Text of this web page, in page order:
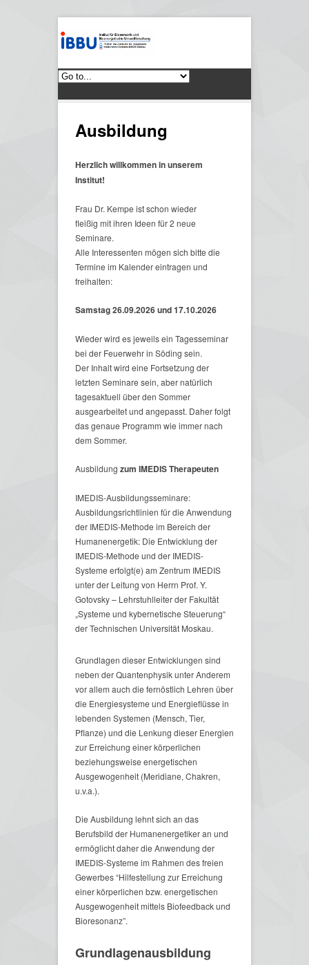
Ausbildung
Herzlich willkommen in unserem
Institut!
Frau Dr. Kempe ist schon wieder
fleißig mit ihren Ideen für 2 neue
Seminare.
Alle Interessenten mögen sich bitte die
Termine im Kalender eintragen und
freihalten:
Samstag 26.09.2026 und 17.10.2026
Wieder wird es jeweils ein Tagesseminar
bei der Feuerwehr in Söding sein.
Der Inhalt wird eine Fortsetzung der
letzten Seminare sein, aber natürlich
tagesaktuell über den Sommer
ausgearbeitet und angepasst. Daher folgt
das genaue Programm wie immer nach
dem Sommer.
Ausbildung zum IMEDIS Therapeuten
IMEDIS-Ausbildungsseminare:
Ausbildungsrichtlinien für die Anwendung
der IMEDIS-Methode im Bereich der
Humanenergetik: Die Entwicklung der
IMEDIS-Methode und der IMEDIS-
Systeme erfolgt(e) am Zentrum IMEDIS
unter der Leitung von Herrn Prof. Y.
Gotovsky – Lehrstuhlleiter der Fakultät
„Systeme und kybernetische Steuerung“
der Technischen Universität Moskau.
Grundlagen dieser Entwicklungen sind
neben der Quantenphysik unter Anderem
vor allem auch die fernöstlich Lehren über
die Energiesysteme und Energieflüsse in
lebenden Systemen (Mensch, Tier,
Pflanze) und die Lenkung dieser Energien
zur Erreichung einer körperlichen
beziehungsweise energetischen
Ausgewogenheit (Meridiane, Chakren,
u.v.a.).
Die Ausbildung lehnt sich an das
Berufsbild der Humanenergetiker an und
ermöglicht daher die Anwendung der
IMEDIS-Systeme im Rahmen des freien
Gewerbes “Hilfestellung zur Erreichung
einer körperlichen bzw. energetischen
Ausgewogenheit mittels Biofeedback und
Bioresonanz”.
Grundlagenausbildung